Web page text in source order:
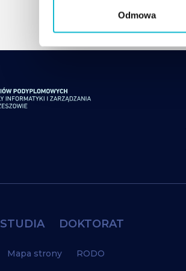
d
Odmowa
STUDIA DOKTORAT
Mapa strony RODO